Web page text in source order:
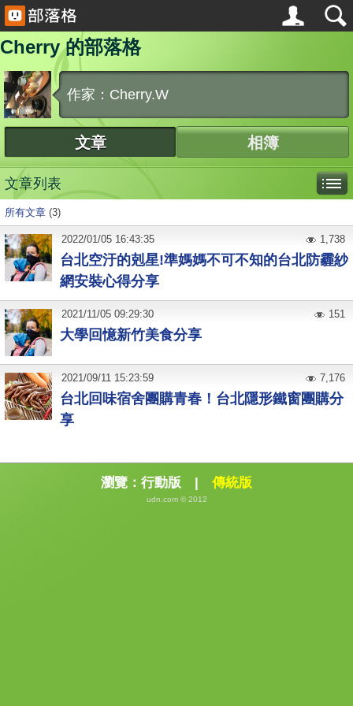
Cherry 的部落格
作家：Cherry.W
文章 相簿
文章列表
所有文章 (3)
台北空汙的剋星!準媽媽不可不知的台北防霾紗
網安裝心得分享
2022/01/05 16:43:35 1,738
大學回憶新竹美食分享
2021/11/05 09:29:30 151
台北回味宿舍團購青春！台北隱形鐵窗團購分
享
2021/09/11 15:23:59 7,176
瀏覽： 行動版 | 傳統版
udn.com © 2012